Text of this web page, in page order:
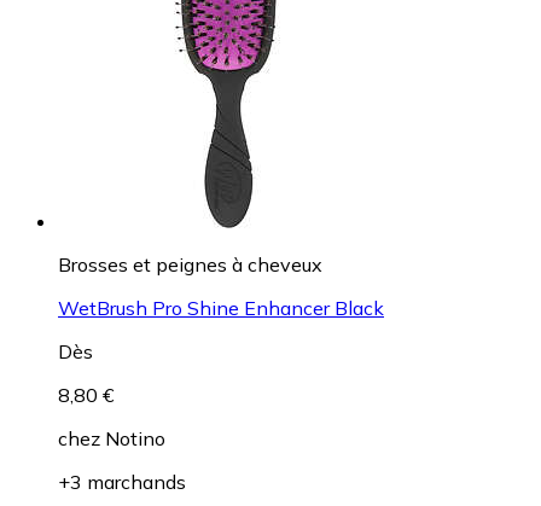
Brosses et peignes à cheveux
WetBrush Pro Shine Enhancer Black
Dès
8,80 €
chez Notino
+3 marchands